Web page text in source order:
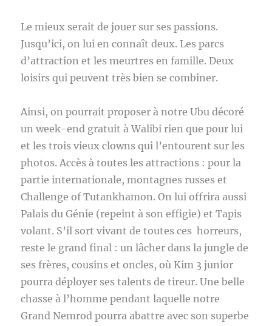
Le mieux serait de jouer sur ses passions.
Jusqu’ici, on lui en connaît deux. Les parcs
d’attraction et les meurtres en famille. Deux
loisirs qui peuvent très bien se combiner.
Ainsi, on pourrait proposer à notre Ubu décoré
un week-end gratuit à Walibi rien que pour lui
et les trois vieux clowns qui l’entourent sur les
photos. Accès à toutes les attractions : pour la
partie internationale, montagnes russes et
Challenge of Tutankhamon. On lui offrira aussi
Palais du Génie (repeint à son effigie) et Tapis
volant. S’il sort vivant de toutes ces horreurs,
reste le grand final : un lâcher dans la jungle de
ses frères, cousins et oncles, où Kim 3 junior
pourra déployer ses talents de tireur. Une belle
chasse à l’homme pendant laquelle notre
Grand Nemrod pourra abattre avec son superbe